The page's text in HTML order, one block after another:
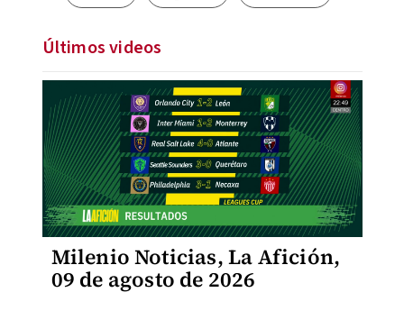
Últimos videos
Milenio Noticias, La Afición,
09 de agosto de 2026